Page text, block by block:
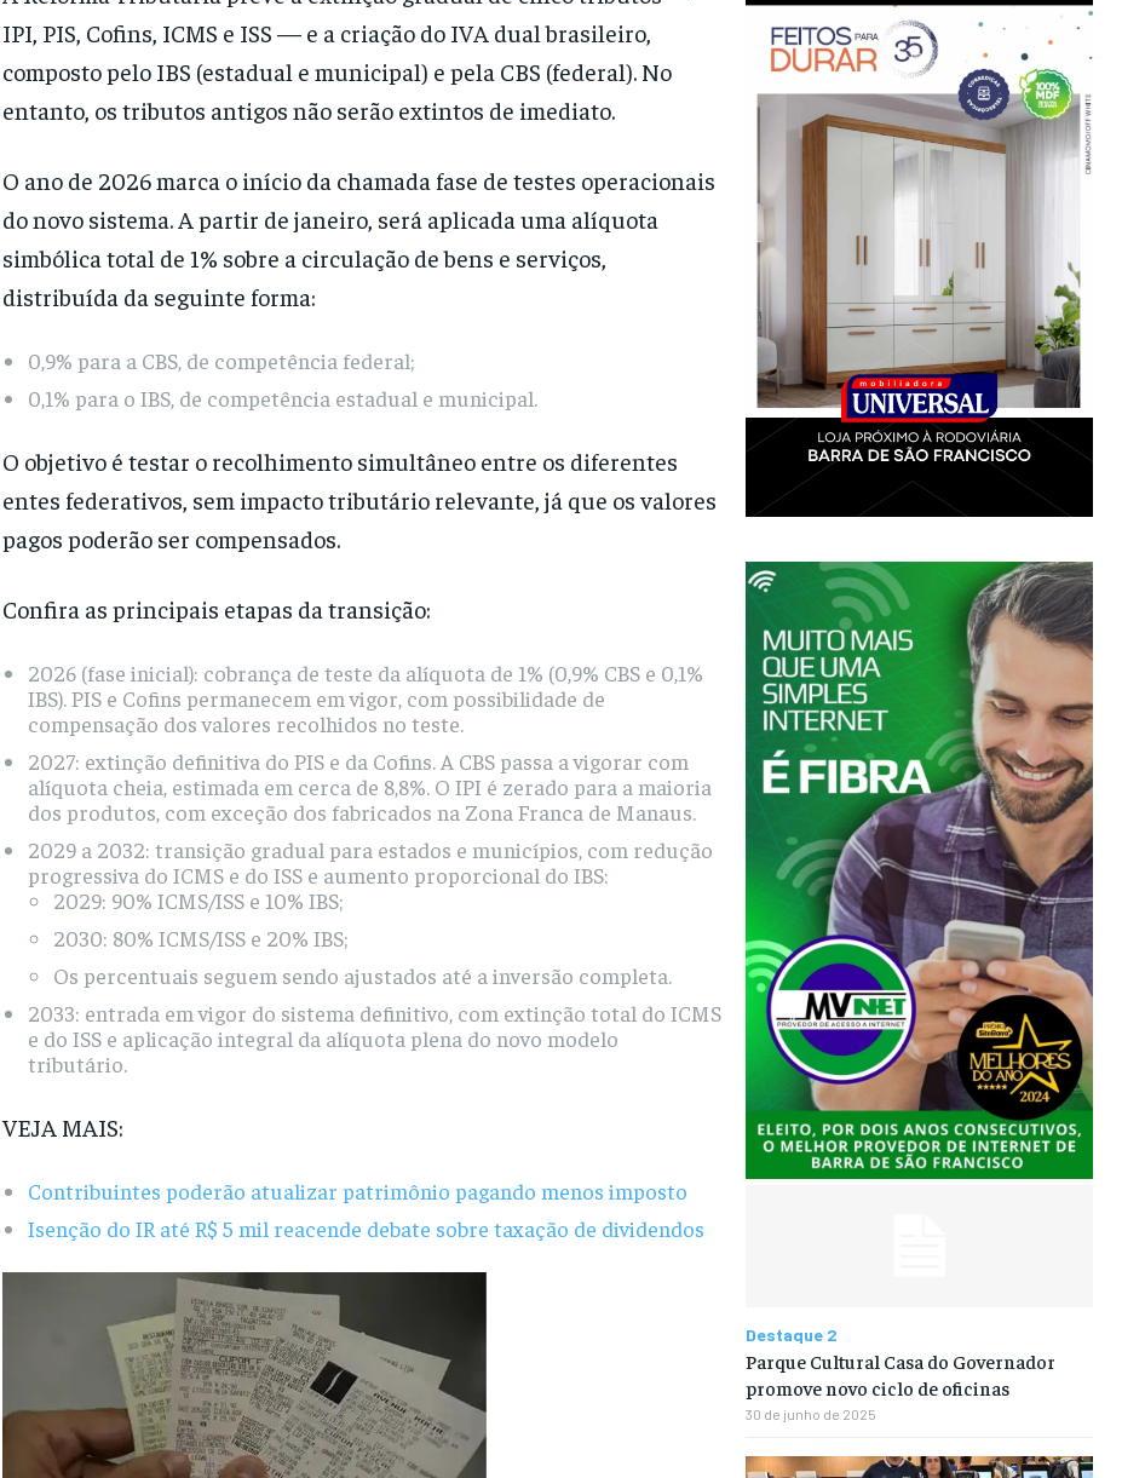
IPI, PIS, Cofins, ICMS e ISS — e a criação do IVA dual brasileiro,
composto pelo IBS (estadual e municipal) e pela CBS (federal). No
entanto, os tributos antigos não serão extintos de imediato.
O ano de 2026 marca o início da chamada fase de testes operacionais
do novo sistema. A partir de janeiro, será aplicada uma alíquota
simbólica total de 1% sobre a circulação de bens e serviços,
distribuída da seguinte forma:
0,9% para a CBS, de competência federal;
0,1% para o IBS, de competência estadual e municipal.
O objetivo é testar o recolhimento simultâneo entre os diferentes
entes federativos, sem impacto tributário relevante, já que os valores
pagos poderão ser compensados.
Confira as principais etapas da transição:
2026 (fase inicial): cobrança de teste da alíquota de 1% (0,9% CBS e 0,1%
IBS). PIS e Cofins permanecem em vigor, com possibilidade de
compensação dos valores recolhidos no teste.
2027: extinção definitiva do PIS e da Cofins. A CBS passa a vigorar com
alíquota cheia, estimada em cerca de 8,8%. O IPI é zerado para a maioria
dos produtos, com exceção dos fabricados na Zona Franca de Manaus.
2029 a 2032: transição gradual para estados e municípios, com redução
progressiva do ICMS e do ISS e aumento proporcional do IBS:
2029: 90% ICMS/ISS e 10% IBS;
2030: 80% ICMS/ISS e 20% IBS;
Os percentuais seguem sendo ajustados até a inversão completa.
2033: entrada em vigor do sistema definitivo, com extinção total do ICMS
e do ISS e aplicação integral da alíquota plena do novo modelo
tributário.
VEJA MAIS:
Contribuintes poderão atualizar patrimônio pagando menos imposto
Isenção do IR até R$ 5 mil reacende debate sobre taxação de dividendos
Destaque 2
Parque Cultural Casa do Governador
promove novo ciclo de oficinas
30 de junho de 2025